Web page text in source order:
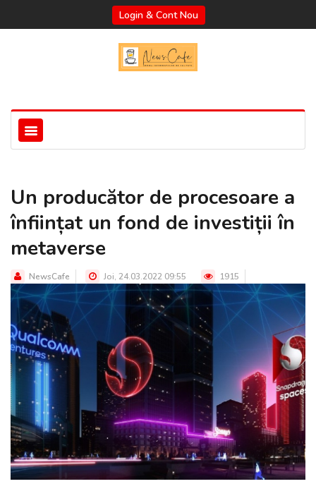
Login & Cont Nou
Un producător de procesoare a
înființat un fond de investiții în
metaverse
NewsCafe Joi, 24.03.2022 09:55 1915